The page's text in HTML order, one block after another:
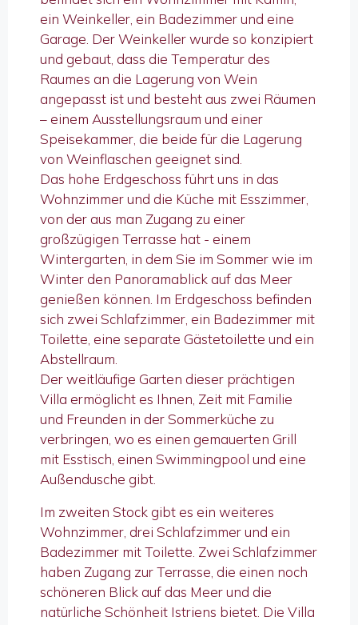
ein Weinkeller, ein Badezimmer und eine
Garage. Der Weinkeller wurde so konzipiert
und gebaut, dass die Temperatur des
Raumes an die Lagerung von Wein
angepasst ist und besteht aus zwei Räumen
– einem Ausstellungsraum und einer
Speisekammer, die beide für die Lagerung
von Weinflaschen geeignet sind.
Das hohe Erdgeschoss führt uns in das
Wohnzimmer und die Küche mit Esszimmer,
von der aus man Zugang zu einer
großzügigen Terrasse hat - einem
Wintergarten, in dem Sie im Sommer wie im
Winter den Panoramablick auf das Meer
genießen können. Im Erdgeschoss befinden
sich zwei Schlafzimmer, ein Badezimmer mit
Toilette, eine separate Gästetoilette und ein
Abstellraum.
Der weitläufige Garten dieser prächtigen
Villa ermöglicht es Ihnen, Zeit mit Familie
und Freunden in der Sommerküche zu
verbringen, wo es einen gemauerten Grill
mit Esstisch, einen Swimmingpool und eine
Außendusche gibt.
Im zweiten Stock gibt es ein weiteres
Wohnzimmer, drei Schlafzimmer und ein
Badezimmer mit Toilette. Zwei Schlafzimmer
haben Zugang zur Terrasse, die einen noch
schöneren Blick auf das Meer und die
natürliche Schönheit Istriens bietet. Die Villa